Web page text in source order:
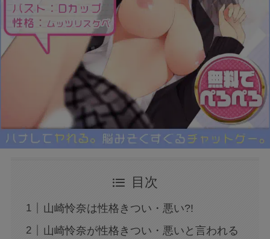
目次
山崎怜奈は性格きつい・悪い?!
山崎怜奈が性格きつい・悪いと言われる